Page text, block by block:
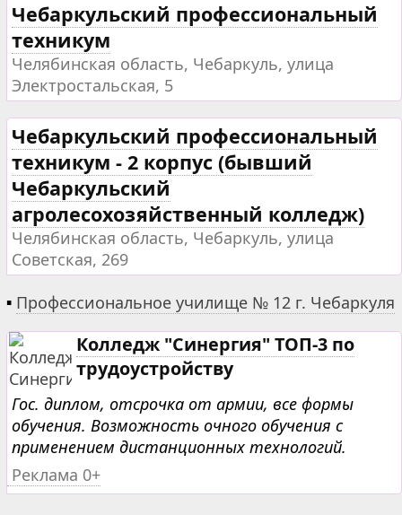
Чебаркульский профессиональный
техникум
Челябинская область, Чебаркуль, улица
Электростальская, 5
Чебаркульский профессиональный
техникум - 2 корпус (бывший
Чебаркульский
агролесохозяйственный колледж)
Челябинская область, Чебаркуль, улица
Советская, 269
▪ Профессиональное училище № 12 г. Чебаркуля
Колледж "Синергия" ТОП-3 по
трудоустройству
Гос. диплом, отсрочка от армии, все формы
обучения. Возможность очного обучения с
применением дистанционных технологий.
Реклама 0+